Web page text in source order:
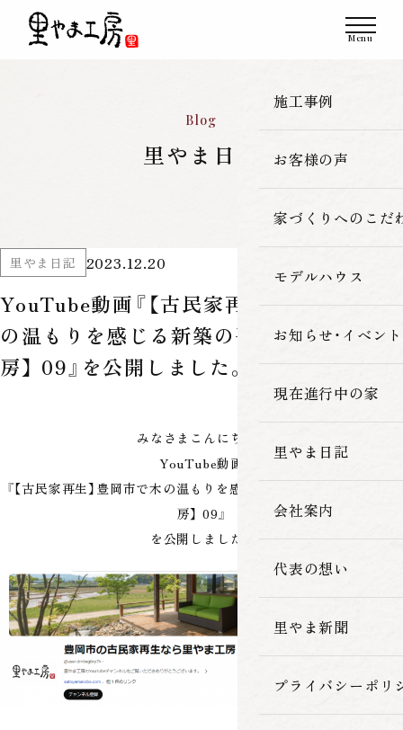
施工事例
一覧
新築
改築・リフォーム
お客様の声
家づくりへのこだ
里やま工房の家
素材へのこだわ
暮らしの性能
モデルハウス
お知らせ・イベント
現在進行中の家
里やま日記
会社案内
代表の想い
里やま新聞
プライバシーポリ
Blog
里やま日記
里やま日記 2023.12.20
YouTube動画『【古民家再生】豊岡市で木
の温もりを感じる新築の平屋【里やま工
房】 09』を公開しました。
みなさまこんにちは。
YouTube動画
『【古民家再生】豊岡市で木の温もりを感じる新築の平屋【里やま工
房】 09』
を公開しました。